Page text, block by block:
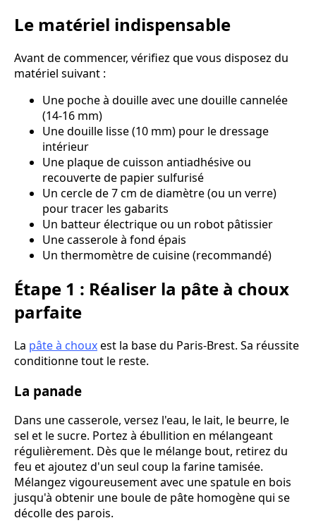
Le matériel indispensable
Avant de commencer, vérifiez que vous disposez du
matériel suivant :
Une poche à douille avec une douille cannelée
(14-16 mm)
Une douille lisse (10 mm) pour le dressage
intérieur
Une plaque de cuisson antiadhésive ou
recouverte de papier sulfurisé
Un cercle de 7 cm de diamètre (ou un verre)
pour tracer les gabarits
Un batteur électrique ou un robot pâtissier
Une casserole à fond épais
Un thermomètre de cuisine (recommandé)
Étape 1 : Réaliser la pâte à choux
parfaite
La pâte à chouxest la base du Paris-Brest. Sa réussite
conditionne tout le reste.
La panade
Dans une casserole, versez l'eau, le lait, le beurre, le
sel et le sucre. Portez à ébullition en mélangeant
régulièrement. Dès que le mélange bout, retirez du
feu et ajoutez d'un seul coup la farine tamisée.
Mélangez vigoureusement avec une spatule en bois
jusqu'à obtenir une boule de pâte homogène qui se
décolle des parois.